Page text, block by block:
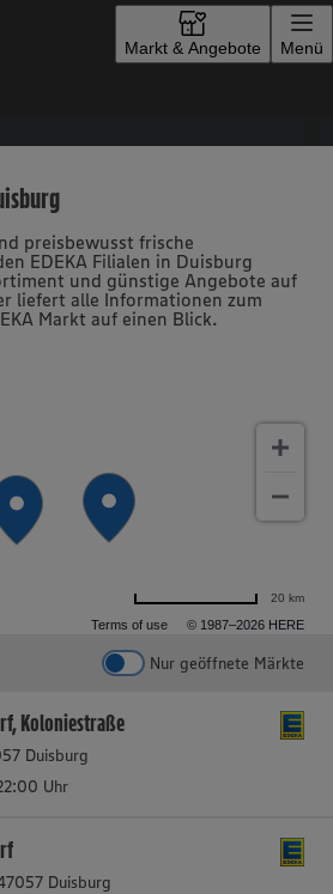
Markt & Angebote Menü
preisbewusst frische
EDEKA Filialen in Duisburg
und günstige Angebote auf
liefert alle Informationen zum
Markt auf einen Blick.
Terms of use © 1987–2026 HERE
20 km
Nur geöffnete Märkte
Filter zurücksetzen
Koloniestraße
Duisburg
Uhr
Duisburg